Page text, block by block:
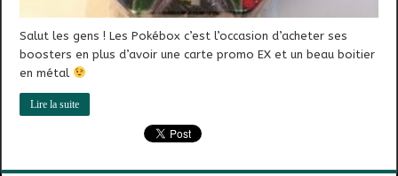
Salut les gens ! Les Pokébox c’est l’occasion d’acheter ses
boosters en plus d’avoir une carte promo EX et un beau boitier
en métal
Lire la suite